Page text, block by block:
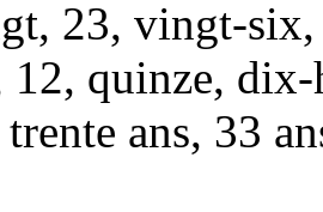
23, vingt-
12, quinze,
ans, 33